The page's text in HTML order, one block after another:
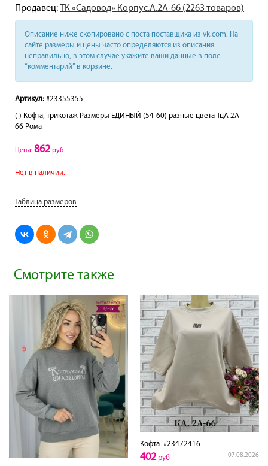
Продавец:ТК «Садовод» Корпус.А.2А-66 (2263 товаров)
Описание ниже скопировано с поста поставщика из vk.com. На
сайте размеры и цены часто определяются из описания
неправильно, в этом случае укажите ваши данные в поле
“комментарий” в корзине.
Артикул: #23355355
( ) Кофта, трикотаж Размеры ЕДИНЫЙ (54-60) разные цвета ТцА 2A-
66 Рома
Цена: 862 руб
Нет в наличии.
Таблица размеров
Смотрите также
Кофта #23472416
07.08.2026
402руб